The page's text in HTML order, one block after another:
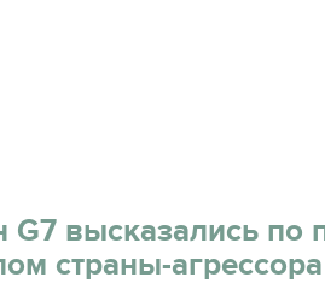
G7 высказались по
страны-